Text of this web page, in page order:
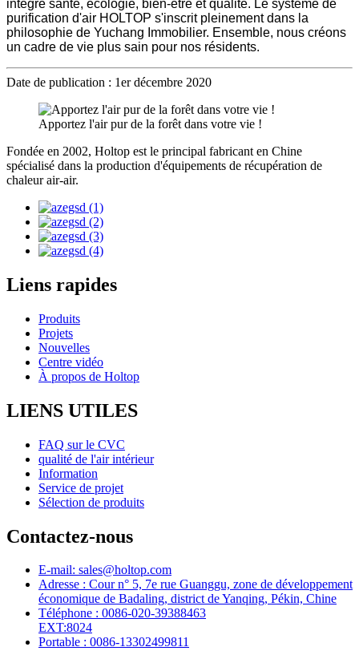
intègre santé, écologie, bien-être et qualité. Le système de
purification d'air HOLTOP s'inscrit pleinement dans la
philosophie de Yuchang Immobilier. Ensemble, nous créons
un cadre de vie plus sain pour nos résidents.
Date de publication : 1er décembre 2020
Apportez l'air pur de la forêt dans votre vie !
Fondée en 2002, Holtop est le principal fabricant en Chine
spécialisé dans la production d'équipements de récupération de
chaleur air-air.
Liens rapides
Produits
Projets
Nouvelles
Centre vidéo
À propos de Holtop
LIENS UTILES
FAQ sur le CVC
qualité de l'air intérieur
Information
Service de projet
Sélection de produits
Contactez-nous
E-mail: sales@holtop.com
Adresse : Cour n° 5, 7e rue Guanggu, zone de développement
économique de Badaling, district de Yanqing, Pékin, Chine
Téléphone : 0086-020-39388463
EXT:8024
Portable : 0086-13302499811